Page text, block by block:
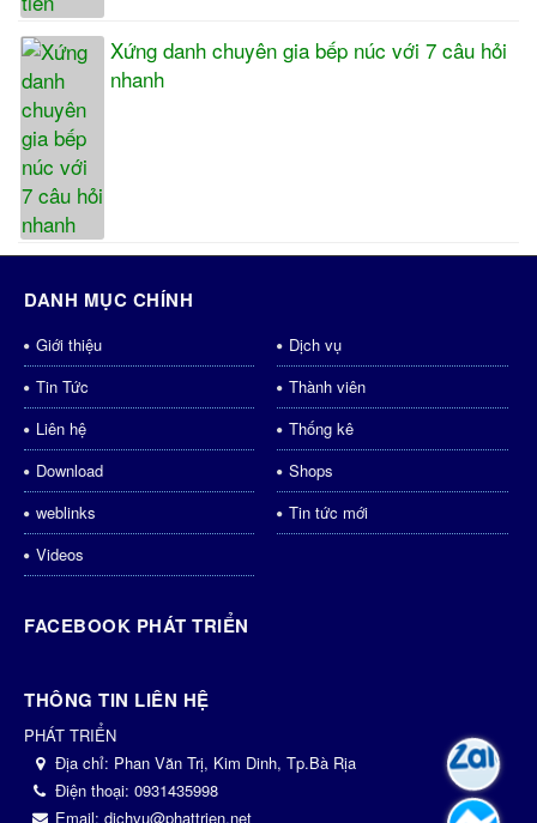
Xứng danh chuyên gia bếp núc với 7 câu hỏi
nhanh
DANH MỤC CHÍNH
Giới thiệu
Dịch vụ
Tin Tức
Thành viên
Liên hệ
Thống kê
Download
Shops
weblinks
Tin tức mới
Videos
FACEBOOK PHÁT TRIỂN
THÔNG TIN LIÊN HỆ
PHÁT TRIỂN
Địa chỉ: Phan Văn Trị, Kim Dinh, Tp.Bà Rịa
Điện thoại: 0931435998
Email: dichvu@phattrien.net